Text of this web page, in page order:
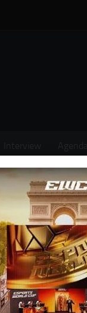
Interview Agenda